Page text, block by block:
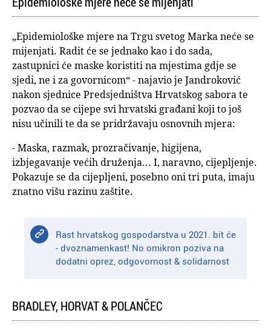
„Epidemiološke mjere na Trgu svetog Marka neće se
mijenjati. Radit će se jednako kao i do sada,
zastupnici će maske koristiti na mjestima gdje se
sjedi, ne i za govornicom“ - najavio je Jandroković
nakon sjednice Predsjedništva Hrvatskog sabora te
pozvao da se cijepe svi hrvatski građani koji to još
nisu učinili te da se pridržavaju osnovnih mjera:
- Maska, razmak, prozračivanje, higijena,
izbjegavanje većih druženja... I, naravno, cijepljenje.
Pokazuje se da cijepljeni, posebno oni tri puta, imaju
znatno višu razinu zaštite.
Rast hrvatskog gospodarstva u 2021. bit će
- dvoznamenkast! No omikron poziva na
dodatni oprez, odgovornost & solidarnost
BRADLEY, HORVAT & POLANČEC